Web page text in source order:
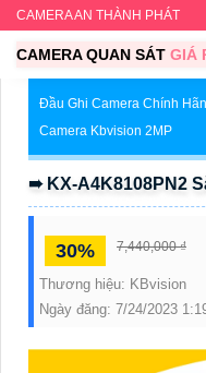
CAMERA AN THÀNH PHÁT
CAMERA QUAN SÁT GIÁ
Đầu Ghi Camera Chính
Camera Kbvision 2MP
➠ KX-A4K8108PN2
30% 7,440,000 ₫
Thương hiệu: KBvision
Ngày đăng: 7/24/2023